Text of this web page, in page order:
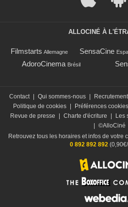
ALLOCINÉ À
Filmstarts Allemagne SensaCine
AdoroCinema Brésil
Contact Qui sommes-nous Recrutement
Politique de cookies
Préférences cookies
Revue de presse
Charte d'écriture Les
©AlloCiné
Retrouvez tous les horaires et infos de votre
0 892 892 892